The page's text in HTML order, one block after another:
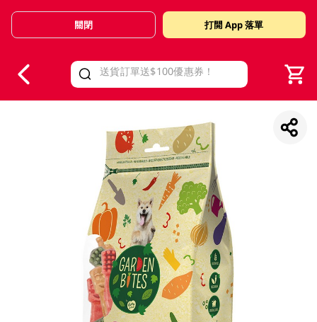
Valid Until 30 June 2026
關閉 打開 App 落單